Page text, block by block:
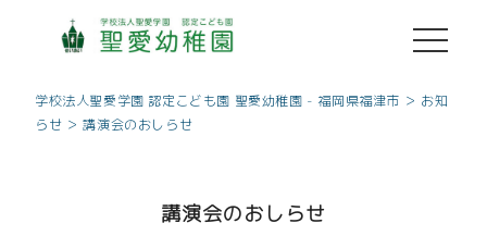
toggle
学校法人聖愛学園 認定こども園 聖愛幼稚園 - 福岡県福津市 > お知
らせ >講演会のおしらせ
講演会のおしらせ